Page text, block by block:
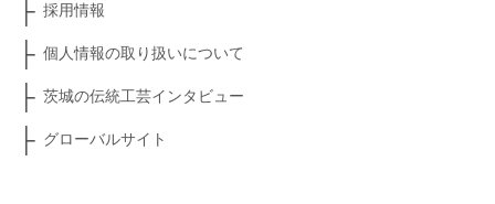
採用情報
個人情報の取り扱いについて
茨城の伝統工芸インタビュー
グローバルサイト